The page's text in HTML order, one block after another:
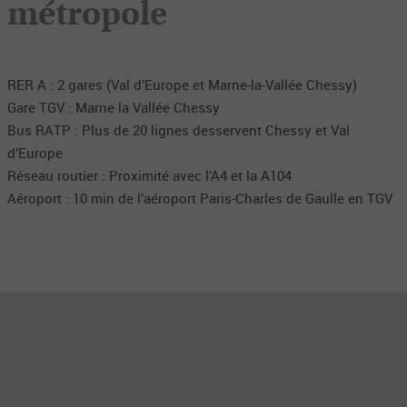
métropole
RER A : 2 gares (Val d’Europe et Marne‑la‑Vallée Chessy)
Gare TGV : Marne la Vallée Chessy
Bus RATP : Plus de 20 lignes desservent Chessy et Val
d’Europe
Réseau routier : Proximité avec l’A4 et la A104
Aéroport : 10 min de l’aéroport Paris-Charles de Gaulle en TGV